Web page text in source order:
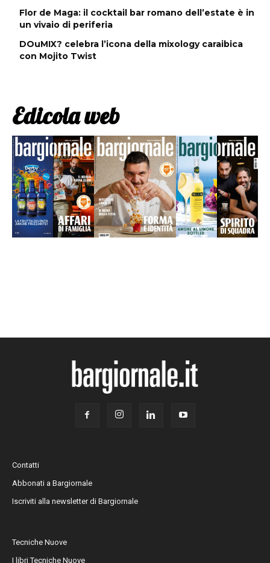
Flor de Maga: il cocktail bar romano dell’estate è in
un vivaio di periferia
DOuMIX? celebra l’icona della mixology caraibica
con Mojito Twist
Edicola web
Contatti
Abbonati a Bargiornale
Iscriviti alla newsletter di Bargiornale
Tecniche Nuove
I libri Tecniche Nuove